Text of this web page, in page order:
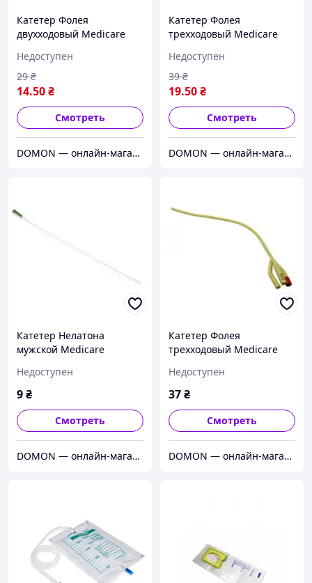
Катетер Фолея
двухходовый Medicare
(латексный)
Недоступен
14.50₴
29 ₴
Смотреть
DOMON — онлайн-магазин
Катетер Фолея
трехходовый Medicare
(латексный)
Недоступен
19.50₴
39 ₴
Смотреть
DOMON — онлайн-магазин
Катетер Нелатона
мужской Medicare
Недоступен
9₴
Смотреть
DOMON — онлайн-магазин
Катетер Фолея
трехходовый Medicare
(латексный)
Недоступен
37₴
Смотреть
DOMON — онлайн-магазин